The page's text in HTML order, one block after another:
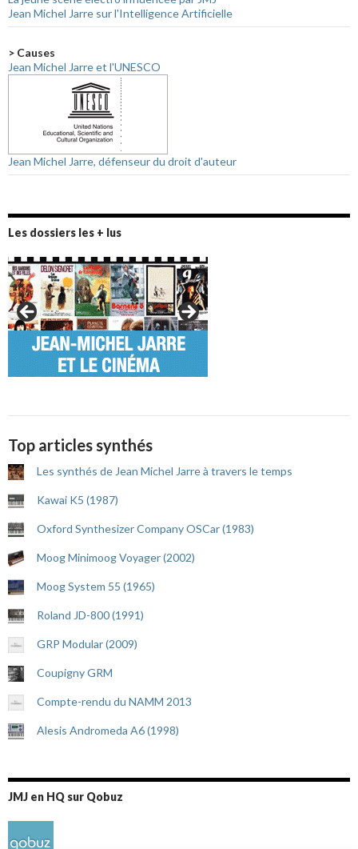
Jean Michel Jarre sur l'Intelligence Artificielle
> Causes
Jean Michel Jarre et l'UNESCO
Jean Michel Jarre, défenseur du droit d'auteur
Les dossiers les + lus
Top articles synthés
Les synthés de Jean Michel Jarre à travers le temps
Kawai K5 (1987)
Oxford Synthesizer Company OSCar (1983)
Moog Minimoog Voyager (2002)
Moog System 55 (1965)
Roland JD-800 (1991)
GRP Modular (2009)
Coupigny GRM
Compte-rendu du NAMM 2013
Alesis Andromeda A6 (1998)
JMJ en HQ sur Qobuz